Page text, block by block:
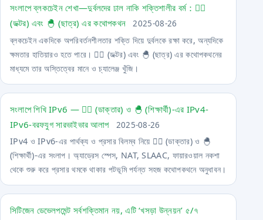
সংলাপে ব্লকচেইন শেখা—দুর্বলদের ঢাল নাকি শক্তিশালীর বর্ম：🧙‍♂️
(ডক্টর) এবং 🐣 (ছাত্র) এর কথোপকথন
2025-08-26
ব্লকচেইন একদিকে অপরিবর্তনশীলতার শক্তি দিয়ে দুর্বলকে রক্ষা করে, অন্যদিকে
ক্ষমতার হাতিয়ারও হতে পারে। 🧙‍♂️ (ডক্টর) এবং 🐣 (ছাত্র) এর কথোপকথনের
মাধ্যমে তার অস্তিত্বের মানে ও চ্যালেঞ্জ খুঁজি।
সংলাপে শিখি IPv6 ― 🧙‍♂️ (ডাক্তার) ও 🐣 (শিক্ষার্থী)-এর IPv4-
IPv6-বরফযুগ সারভাইভার আলাপ
2025-08-26
IPv4 ও IPv6-এর পার্থক্য ও প্রসার বিলম্ব নিয়ে 🧙‍♂️ (ডাক্তার) ও 🐣
(শিক্ষার্থী)-এর সংলাপ। অ্যাড্রেস স্পেস, NAT, SLAAC, ফায়ারওয়াল নকশা
থেকে শুরু করে প্রসার থমকে থাকার পটভূমি পর্যন্ত সহজ কথোপকথনে অনুধাবন।
সিটিজেন ডেভেলপমেন্ট সর্বশক্তিমান নয়, এটি ‘খসড়া উন্নয়ন’ ৫/৭